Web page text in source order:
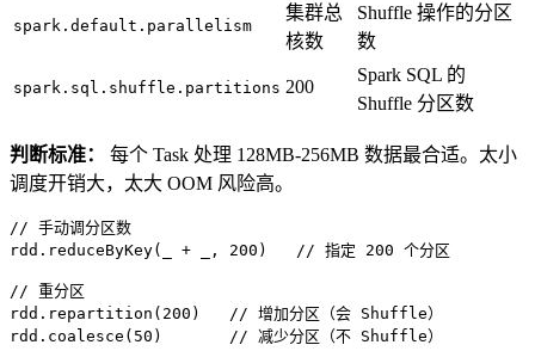
spark.default.parallelism
集群总
核数
Shuffle 操作的分区
数
spark.sql.shuffle.partitions 200
Spark SQL 的
Shuffle 分区数
判断标准：
每个 Task 处理 128MB-256MB 数据最合适。太小
调度开销大，太大 OOM 风险高。
// 手动调分区数
rdd.reduceByKey(_ + _, 200 ) // 指定 200 个分区
// 重分区
rdd.repartition( 200 )
// 增加分区（会 Shuffle）
rdd.coalesce( 50 ) // 减少分区（不 Shuffle）